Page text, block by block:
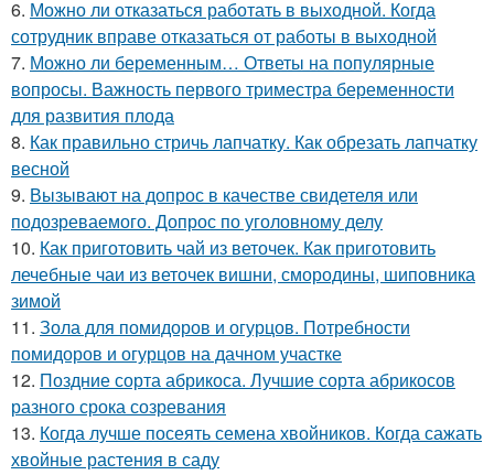
6. Можно ли отказаться работать в выходной. Когда
сотрудник вправе отказаться от работы в выходной
7. Можно ли беременным… Ответы на популярные
вопросы. Важность первого триместра беременности
для развития плода
8. Как правильно стричь лапчатку. Как обрезать лапчатку
весной
9. Вызывают на допрос в качестве свидетеля или
подозреваемого. Допрос по уголовному делу
10. Как приготовить чай из веточек. Как приготовить
лечебные чаи из веточек вишни, смородины, шиповника
зимой
11. Зола для помидоров и огурцов. Потребности
помидоров и огурцов на дачном участке
12. Поздние сорта абрикоса. Лучшие сорта абрикосов
разного срока созревания
13. Когда лучше посеять семена хвойников. Когда сажать
хвойные растения в саду